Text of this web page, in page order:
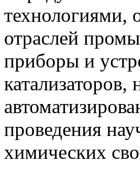
технологиями,
отраслей
приборы и
проведения
химических